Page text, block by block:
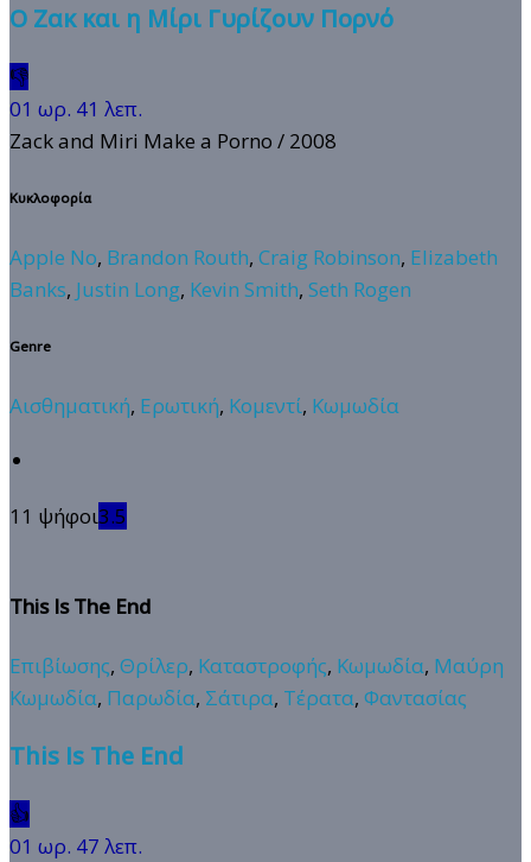
Ο Ζακ και η Μίρι Γυρίζουν Πορνό
👎
01 ωρ. 41 λεπ.
Zack and Miri Make a Porno / 2008
Κυκλοφορία
Apple No, Brandon Routh, Craig Robinson, Elizabeth
Banks, Justin Long, Kevin Smith, Seth Rogen
Genre
Αισθηματική, Ερωτική, Κομεντί, Κωμωδία
11 ψήφοι3.5
This Is The End
Επιβίωσης, Θρίλερ, Καταστροφής, Κωμωδία, Μαύρη
Κωμωδία, Παρωδία, Σάτιρα, Τέρατα, Φαντασίας
This Is The End
👍
01 ωρ. 47 λεπ.